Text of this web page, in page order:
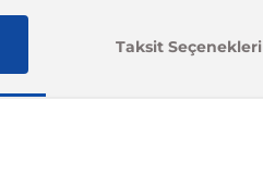
Taksit Seçenekleri